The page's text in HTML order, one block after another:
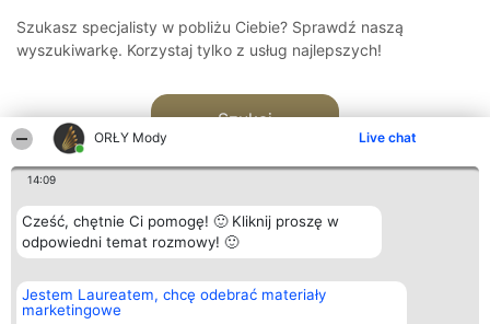
ORŁY Mody Live chat
14:09
Cześć, chętnie Ci pomogę! 🙂 Kliknij proszę w
odpowiedni temat rozmowy! 🙂
Jestem Laureatem, chcę odebrać materiały
marketingowe
Szukasz specjalisty w pobliżu Ciebie? Sprawdź naszą
wyszukiwarkę. Korzystaj tylko z usług najlepszych!
Szukaj
Organizator plebiscytu
Bright Side Solutions sp. z o.
o. sp. k.
Plebiscyt
Laureaci
Kontakt
Kontakt